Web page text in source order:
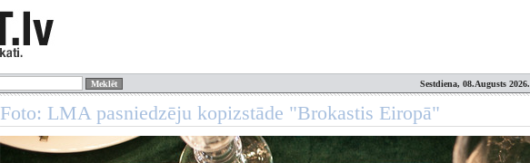
Sestdiena, 08.Augusts 2026.
Foto: LMA pasniedzēju kopizstāde "Brokastis Eiropā"